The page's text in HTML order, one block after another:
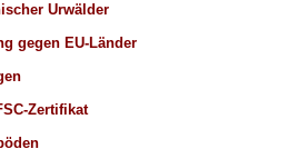
Urwälder
gegen EU-Länder
Zertifikat